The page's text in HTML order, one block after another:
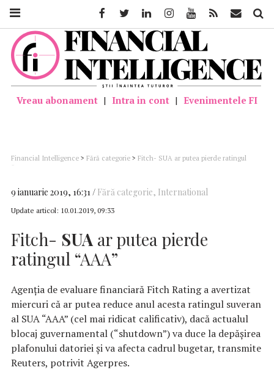
Vreau abonament | Intra in cont | Evenimentele FI
Financial Intelligence > Fără categorie > Fitch- SUA ar putea pierde ratingul
“AAA”
9 ianuarie 2019, 16:31 Fără categorie, International
Update articol: 10.01.2019, 09:33
Fitch- SUA ar putea pierde
ratingul “AAA”
Agenţia de evaluare financiară Fitch Rating a avertizat
miercuri că ar putea reduce anul acesta ratingul suveran
al SUA “AAA” (cel mai ridicat calificativ), dacă actualul
blocaj guvernamental (“shutdown”) va duce la depăşirea
plafonului datoriei şi va afecta cadrul bugetar, transmite
Reuters, potrivit Agerpres.
FacebookTwitter LinkedinInstagramYoutube Feed Mail